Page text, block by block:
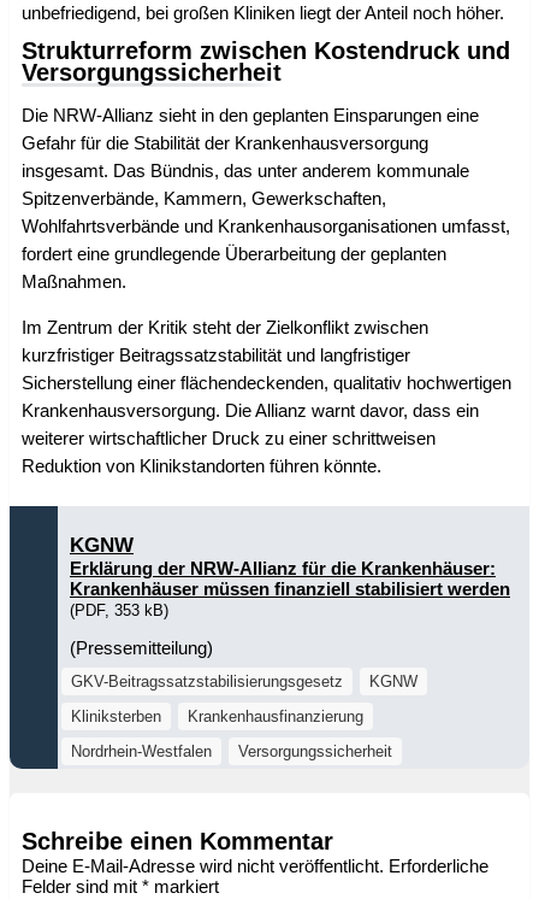
unbefriedigend, bei großen Kliniken liegt der Anteil noch höher.
Strukturreform zwischen Kostendruck und
Versorgungssicherheit
Die NRW-Allianz sieht in den geplanten Einsparungen eine
Gefahr für die Stabilität der Krankenhausversorgung
insgesamt. Das Bündnis, das unter anderem kommunale
Spitzenverbände, Kammern, Gewerkschaften,
Wohlfahrtsverbände und Krankenhausorganisationen umfasst,
fordert eine grundlegende Überarbeitung der geplanten
Maßnahmen.
Im Zentrum der Kritik steht der Zielkonflikt zwischen
kurzfristiger Beitragssatzstabilität und langfristiger
Sicherstellung einer flächendeckenden, qualitativ hochwertigen
Krankenhausversorgung. Die Allianz warnt davor, dass ein
weiterer wirtschaftlicher Druck zu einer schrittweisen
Reduktion von Klinikstandorten führen könnte.
KGNW
Erklärung der NRW-Allianz für die Krankenhäuser:
Krankenhäuser müssen finanziell stabilisiert werden
(PDF, 353 kB)
(Pressemitteilung)
GKV-Beitragssatzstabilisierungsgesetz
KGNW
Kliniksterben
Krankenhausfinanzierung
Nordrhein-Westfalen
Versorgungssicherheit
Schreibe einen Kommentar
Deine E-Mail-Adresse wird nicht veröffentlicht. Erforderliche
Felder sind mit * markiert